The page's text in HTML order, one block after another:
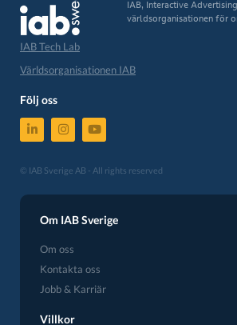
IAB, Interactive
världsorganisationen för
IAB Tech Lab
Världsorganisationen IAB
Följ oss
© IAB Sverige AB - All rights reserved
Om IAB Sverige
Om oss
Kontakta oss
Jobb & Karriär
Villkor